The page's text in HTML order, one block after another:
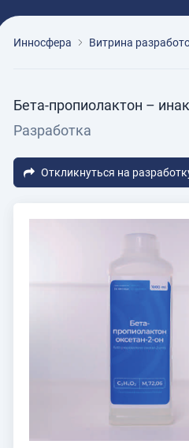
Инносфера Витрина
Бета-пропиолактон –
Разработка
Откликнуться на